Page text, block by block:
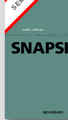
Snapshots